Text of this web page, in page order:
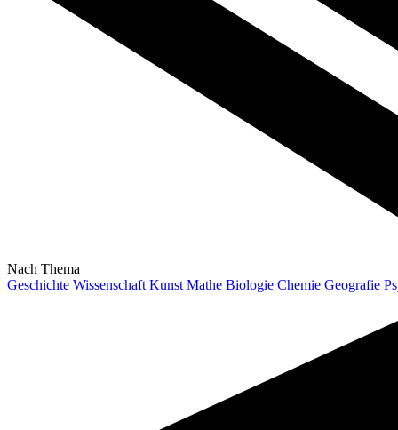
Nach Thema
Geschichte Wissenschaft Kunst Mathe Biologie Chemie Geografie